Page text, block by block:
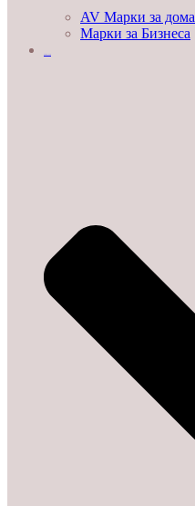
AV Марки за дома
Марки за Бизнеса